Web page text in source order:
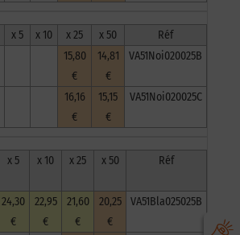
x 5 x 10 x 25 x 50
Réf
15,80
€
14,81
€
VA51Noi020025B
16,16
€
15,15
€
VA51Noi020025C
x 5 x 10 x 25 x 50 Réf
24,30
€
22,95
€
21,60
€
20,25
€
VA51Bla025025B